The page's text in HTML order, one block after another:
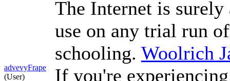
advevyFrape
(User)
The Internet is surely
use on any trial run
schooling. Woolrich
If you're